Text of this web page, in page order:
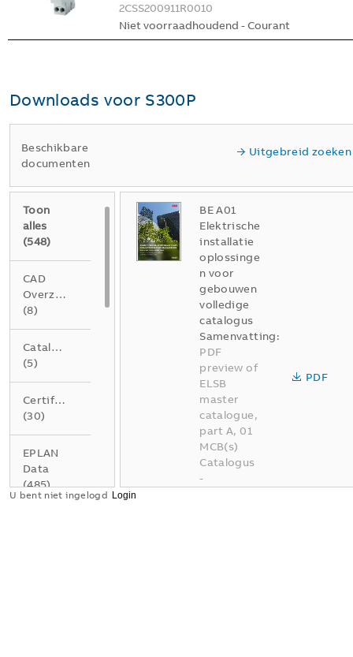
2CSS200911R0010
Niet voorraadhoudend - Courant
Downloads voor S300P
Beschikbare
documenten
Uitgebreid zoeken
Toon
alles
(548)
CAD
Overzichtstekening
(8)
Catalogus
(5)
Certificaat
(30)
EPLAN
Data
(485)
BE A01
Elektrische
installatie
oplossinge
n voor
gebouwen
volledige
catalogus
Samenvatting:
PDF
preview of
ELSB
master
catalogue,
part A, 01
MCB(s)
Catalogus
-
PDF
U bent niet ingelogd